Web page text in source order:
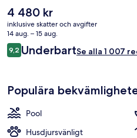
Underground Station och till
tar det 4 minuter att gå.
Det
nuvarande
priset
är
4 480 kr
4 480 kr
inklusive skatter och avgifter
14 aug. – 15 aug.
Recensioner
9,29,2 av 10,
UnderbartSe alla 1 007
Populära
Pool
Husdjursvänligt